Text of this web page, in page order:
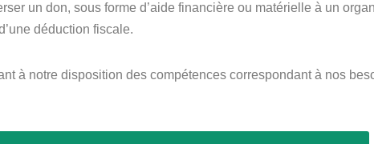
un don, sous forme d’aide financière ou matérielle à un
déduction fiscale.
à notre disposition des compétences correspondant à nos